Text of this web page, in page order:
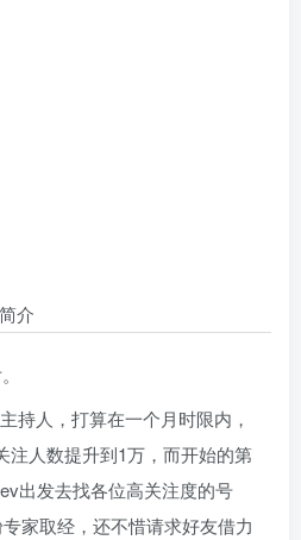
介
持人，打算在一个月时限内，
注人数提升到1万，而开始的第
出发去找各位高关注度的号
家取经，还不惜请求好友借力